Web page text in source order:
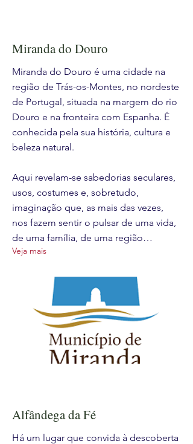
Miranda do Douro
Miranda do Douro é uma cidade na
região de Trás-os-Montes, no nordeste
de Portugal, situada na margem do rio
Douro e na fronteira com Espanha. É
conhecida pela sua história, cultura e
beleza natural.
Aqui revelam-se sabedorias seculares,
usos, costumes e, sobretudo,
imaginação que, as mais das vezes,
nos fazem sentir o pulsar de uma vida,
de uma família, de uma região…
Veja mais
Alfândega da Fé
Há um lugar que convida à descoberta